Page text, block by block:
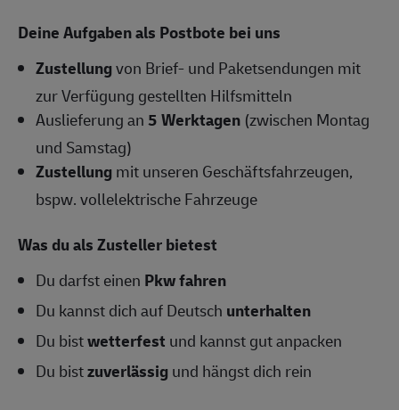
Deine Aufgaben als Postbote bei uns
Zustellungvon Brief- und Paketsendungen mit
zur Verfügung gestellten Hilfsmitteln
Auslieferung an5 Werktagen (zwischen Montag
und Samstag)
Zustellungmit unseren Geschäftsfahrzeugen,
bspw. vollelektrische Fahrzeuge
Was du als Zusteller bietest
Du darfst einen Pkw fahren
Du kannst dich auf Deutsch unterhalten
Du bistwetterfest und kannst gut anpacken
Du bistzuverlässigund hängst dich rein